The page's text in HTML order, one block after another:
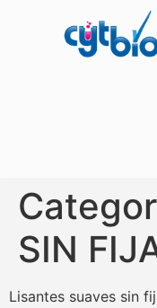
SIN
Lisantes suaves sin